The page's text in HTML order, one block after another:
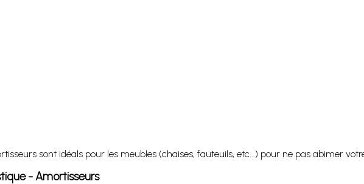
sont idéals pour les meubles (chaises, fauteuils, etc...) pour ne pas abimer
- Amortisseurs